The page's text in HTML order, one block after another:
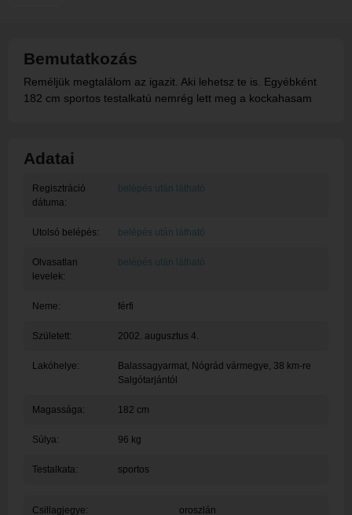
Bemutatkozás
Reméljük megtalálom az igazit. Aki lehetsz te is. Egyébként
182 cm sportos testalkatú nemrég lett meg a kockahasam
Adatai
Regisztráció
dátuma:
belépés után látható
Utolsó belépés: belépés után látható
Olvasatlan
levelek:
belépés után látható
Neme: férfi
Született: 2002. augusztus 4.
Lakóhelye: Balassagyarmat, Nógrád vármegye, 38 km-re
Salgótarjántól
Magassága: 182 cm
Súlya: 96 kg
Testalkata: sportos
Csillagjegye: oroszlán